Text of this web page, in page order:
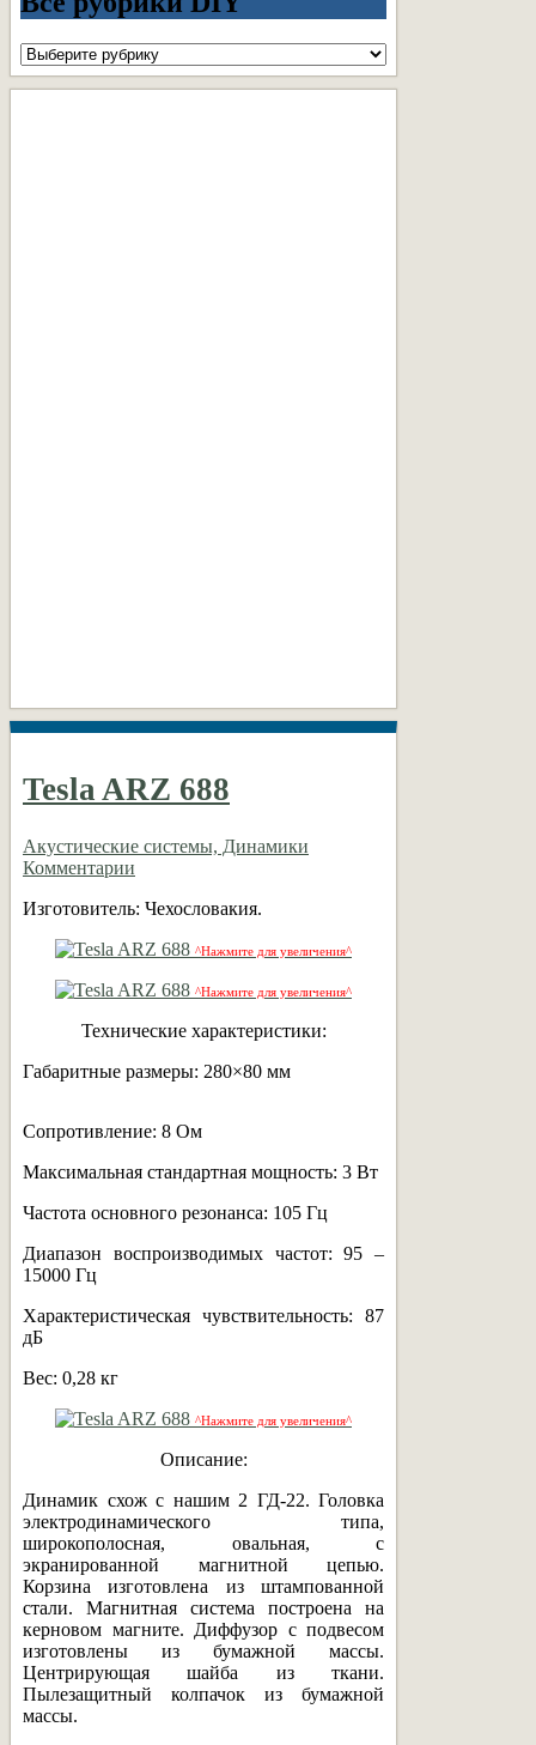
Все
рубрики
DIY
Tesla ARZ 688
Акустические системы, Динамики
Комментарии
Изготовитель: Чехословакия.
^Нажмите для увеличения^
^Нажмите для увеличения^
Технические характеристики:
Габаритные размеры: 280×80 мм
Сопротивление: 8 Ом
Максимальная стандартная мощность: 3 Вт
Частота основного резонанса: 105 Гц
Диапазон воспроизводимых частот: 95 –
15000 Гц
Характеристическая чувствительность: 87
дБ
Вес: 0,28 кг
^Нажмите для увеличения^
Описание:
Динамик схож с нашим 2 ГД-22. Головка
электродинамического типа,
широкополосная, овальная, с
экранированной магнитной цепью.
Корзина изготовлена из штампованной
стали. Магнитная система построена на
керновом магните. Диффузор с подвесом
изготовлены из бумажной массы.
Центрирующая шайба из ткани.
Пылезащитный колпачок из бумажной
массы.